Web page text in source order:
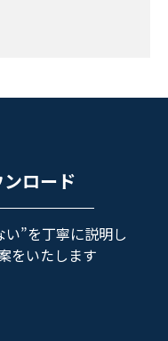
ロード
”を丁寧に説明し
をいたします